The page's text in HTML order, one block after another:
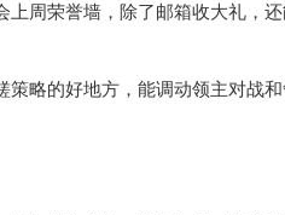
上周荣誉墙，除了邮箱收大礼，
略的好地方，能调动领主对战